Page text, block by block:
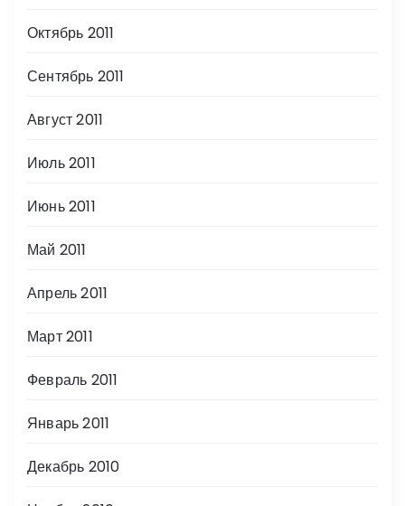
Октябрь 2011
Сентябрь 2011
Август 2011
Июль 2011
Июнь 2011
Май 2011
Апрель 2011
Март 2011
Февраль 2011
Январь 2011
Декабрь 2010